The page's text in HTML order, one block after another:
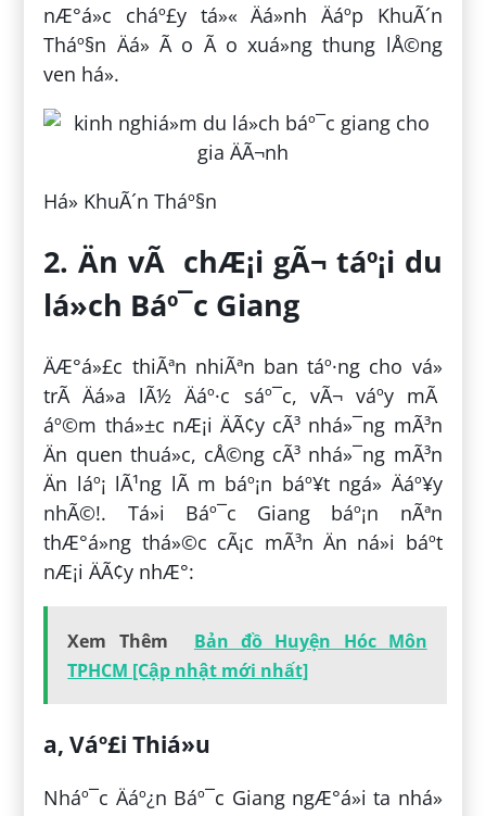
nÆ°á»c cháº£y tá»« Äá»nh Äáº­p KhuÃ´n
Tháº§n Äá» Ã o Ã o xuá»ng thung lÅ©ng
ven há».
Há» KhuÃ´n Tháº§n
2. Än vÃ chÆ¡i gÃ¬ táº¡i du
lá»ch Báº¯c Giang
ÄÆ°á»£c thiÃªn nhiÃªn ban táº·ng cho vá»
trÃ­ Äá»a lÃ½ Äáº·c sáº¯c, vÃ¬ váº­y mÃ
áº©m thá»±c nÆ¡i ÄÃ¢y cÃ³ nhá»¯ng mÃ³n
Än quen thuá»c, cÅ©ng cÃ³ nhá»¯ng mÃ³n
Än láº¡ lÃ¹ng lÃ m báº¡n báº¥t ngá» Äáº¥y
nhÃ©!. Tá»i Báº¯c Giang báº¡n nÃªn
thÆ°á»ng thá»©c cÃ¡c mÃ³n Än ná»i báº­t
nÆ¡i ÄÃ¢y nhÆ°:
Xem Thêm
Bản đồ Huyện Hóc Môn
TPHCM [Cập nhật mới nhất]
a, Váº£i Thiá»u
Nháº¯c Äáº¿n Báº¯c Giang ngÆ°á»i ta nhá»